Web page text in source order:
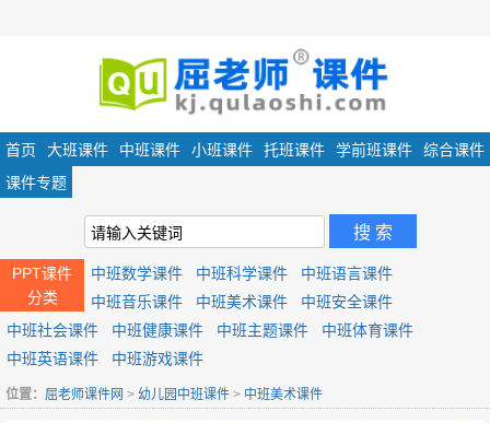
首页 大班课件 中班课件 小班课件 托班课件 学前班课件
综合课件
课件专题
PPT课件
分类
中班数学课件 中班科学课件
中班语言课件
中班音乐课件
中班美术课件
中班安全课件
中班社会课件
中班健康课件 中班主题课件
中班体育课件
中班英语课件
中班游戏课件
位置： 屈老师课件网 > 幼儿园中班课件 > 中班美术课件